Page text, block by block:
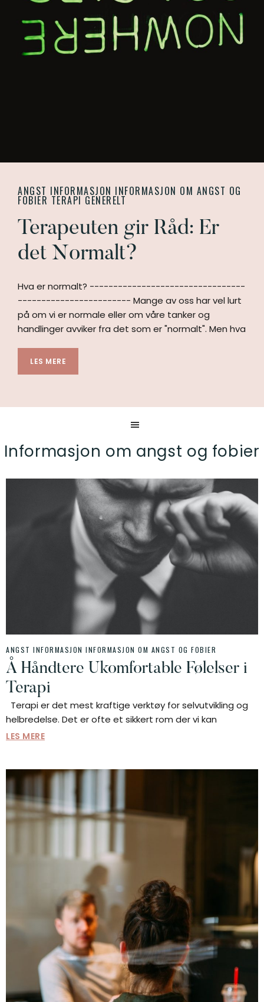
ANGST INFORMASJON INFORMASJON OM ANGST OG
FOBIER TERAPI GENERELT
Terapeuten gir Råd: Er
det Normalt?
Hva er normalt? ---------------------------------
------------------------ Mange av oss har vel lurt
på om vi er normale eller om våre tanker og
handlinger avviker fra det som er "normalt". Men hva
LES MERE
Informasjon om angst og fobier
ANGST INFORMASJON INFORMASJON OM ANGST OG FOBIER
Å Håndtere Ukomfortable Følelser i
Terapi
Terapi er det mest kraftige verktøy for selvutvikling og
helbredelse. Det er ofte et sikkert rom der vi kan
LES MERE